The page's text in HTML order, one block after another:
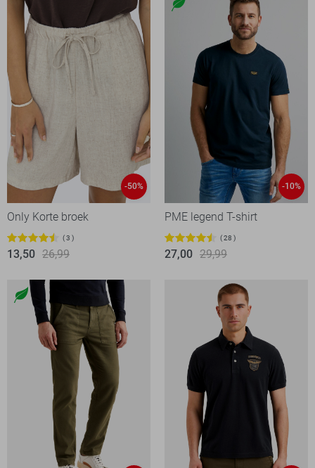
-50%
Only Korte broek
3
13,50 26,99
-10%
PME legend T-shirt
28
27,00 29,99